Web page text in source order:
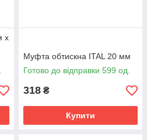
х
Муфта обтискна ITAL 20 мм
Готово до відправки 599 од.
318 ₴
Купити